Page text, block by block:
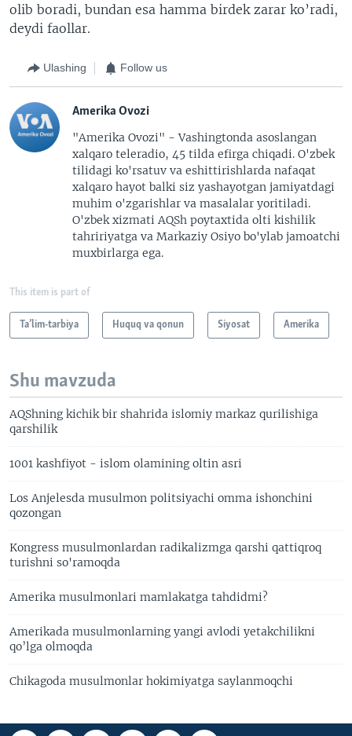
olib boradi, bundan esa hamma birdek zarar ko’radi,
deydi faollar.
Ulashing Follow us
Amerika Ovozi
"Amerika Ovozi" - Vashingtonda asoslangan
xalqaro teleradio, 45 tilda efirga chiqadi. O'zbek
tilidagi ko'rsatuv va eshittirishlarda nafaqat
xalqaro hayot balki siz yashayotgan jamiyatdagi
muhim o'zgarishlar va masalalar yoritiladi.
O'zbek xizmati AQSh poytaxtida olti kishilik
tahririyatga va Markaziy Osiyo bo'ylab jamoatchi
muxbirlarga ega.
This item is part of
Ta’lim-tarbiya Huquq va qonun Siyosat Amerika
Shu mavzuda
AQShning kichik bir shahrida islomiy markaz qurilishiga
qarshilik
1001 kashfiyot - islom olamining oltin asri
Los Anjelesda musulmon politsiyachi omma ishonchini
qozongan
Kongress musulmonlardan radikalizmga qarshi qattiqroq
turishni so'ramoqda
Amerika musulmonlari mamlakatga tahdidmi?
Amerikada musulmonlarning yangi avlodi yetakchilikni
qo’lga olmoqda
Chikagoda musulmonlar hokimiyatga saylanmoqchi